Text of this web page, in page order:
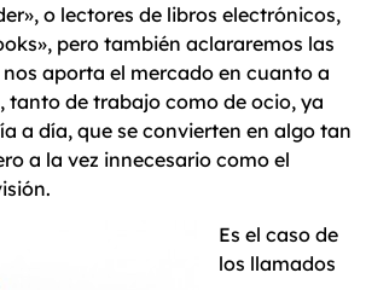
o lectores de libros electrónicos,
pero también aclararemos las
aporta el mercado en cuanto a
tanto de trabajo como de ocio, ya
a día, que se convierten en algo tan
a la vez innecesario como el
Es el caso de
los llamados